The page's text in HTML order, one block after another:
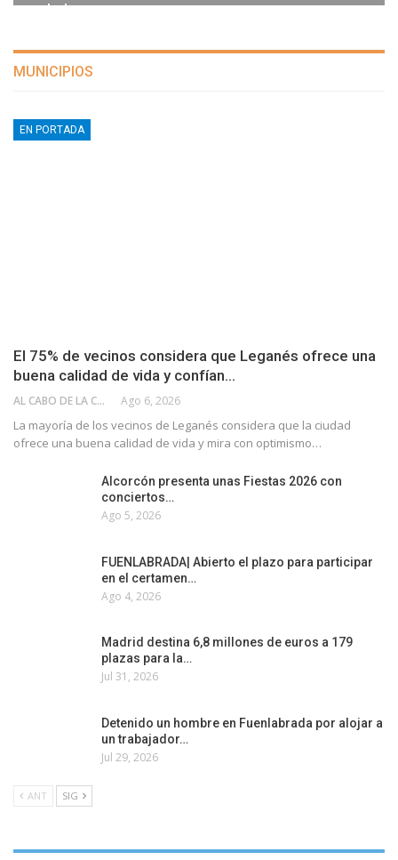
salud…
MUNICIPIOS
EN PORTADA
El 75% de vecinos considera que Leganés ofrece una
buena calidad de vida y confían…
AL CABO DE LA CALLE Ago 6, 2026
La mayoría de los vecinos de Leganés considera que la ciudad
ofrece una buena calidad de vida y mira con optimismo…
Alcorcón presenta unas Fiestas 2026 con
conciertos…
Ago 5, 2026
FUENLABRADA| Abierto el plazo para participar
en el certamen…
Ago 4, 2026
Madrid destina 6,8 millones de euros a 179
plazas para la…
Jul 31, 2026
Detenido un hombre en Fuenlabrada por alojar a
un trabajador…
Jul 29, 2026
ANT SIG